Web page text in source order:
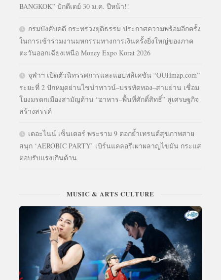
BANGKOK” ปักดีเดย์ 30 ม.ค. ปีหน้า!!
กรมบังคับคดี กระทรวงยุติธรรม ประกาศความพร้อมอีกครั้ง
ในการเข้าร่วมงานมหกรรมทางการเงินครั้งยิ่งใหญ่ของภาค
ตะวันออกเฉียงเหนือ Money Expo Korat 2026
จุฬาฯ เปิดตัวนิทรรศการและแอปพลิเคชัน “OUHmap.com”
ระยะที่ 2 ปักหมุดย่านไชน่าทาวน์–บรรทัดทอง–สามย่าน เชื่อม
โยงมรดกเมืองสามัญด้าน “อาหาร–พื้นที่ศักดิ์สิทธิ์” สู่เศรษฐกิจ
สร้างสรรค์
เดอะไนน์ เซ็นเตอร์ พระราม 9 ตอกย้ำเทรนด์สุขภาพสาย
สนุก ‘AEROBIC PARTY’ เบิร์นแคลอรีเผาผลาญไขมัน กระแส
ตอบรับแรงเกินต้าน
MUSIC & ARTS CULTURE